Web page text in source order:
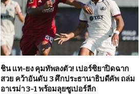
ชิน แท-ยง คุมทัพลงตัว! เปอร์ซิยาปิดฉาก
สวย คว้าอันดับ 3 ศึกประธานาธิบดีคัพ ถล่ม
อาเรม่า 3-1 พร้อมลุยซูเปอร์ลีก